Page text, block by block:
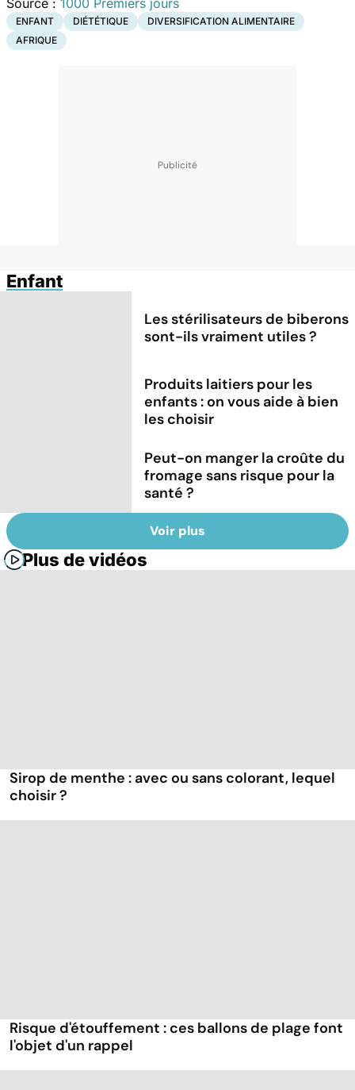
ENFANT DIÉTÉTIQUE
DIVERSIFICATION ALIMENTAIRE
AFRIQUE
Enfant
Les stérilisateurs de biberons
sont-ils vraiment utiles ?
Produits laitiers pour les
enfants : on vous aide à bien
les choisir
Peut-on manger la croûte du
fromage sans risque pour la
santé ?
Voir plus
Plus de vidéos
Sirop de menthe : avec ou sans colorant, lequel
choisir ?
Risque d'étouffement : ces ballons de plage font
l'objet d'un rappel